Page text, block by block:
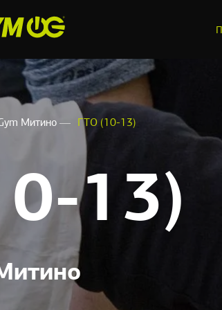
Митино ГТО (10-13)
13)